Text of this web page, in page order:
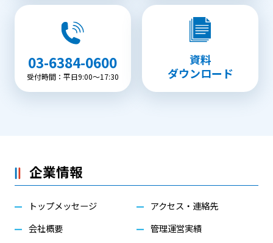
03-6384-0600
受付時間：平日9:00〜17:30
資料
ダウンロード
企業情報
トップメッセージ
会社概要
アクセス・連絡先
管理運営実績